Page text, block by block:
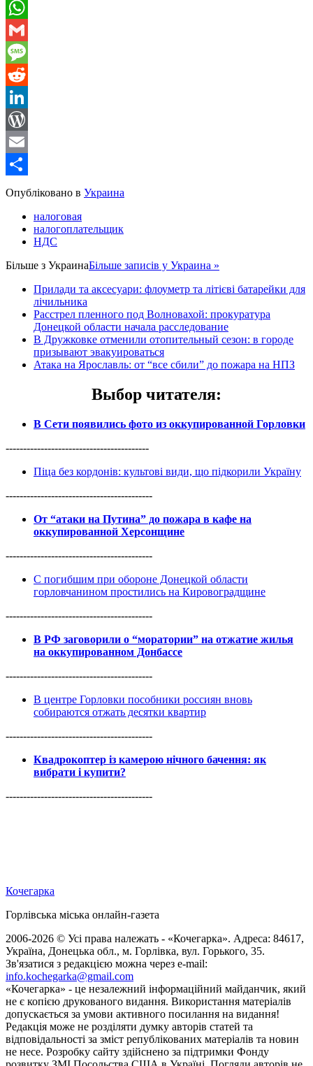
Telegram
WhatsApp
Gmail
Message
Reddit
LinkedIn
WordPress
Email
Share
Опубліковано в Украина
налоговая
налогоплательщик
НДС
Більше з УкраинаБільше записів у Украина »
Прилади та аксесуари: флоуметр та літієві батарейки для
лічильника
Расстрел пленного под Волновахой: прокуратура
Донецкой области начала расследование
В Дружковке отменили отопительный сезон: в городе
призывают эвакуироваться
Атака на Ярославль: от “все сбили” до пожара на НПЗ
Выбор читателя:
В Сети появились фото из оккупированной Горловки
-----------------------------------------
Піца без кордонів: культові види, що підкорили Україну
------------------------------------------
От “атаки на Путина” до пожара в кафе на
оккупированной Херсонщине
------------------------------------------
С погибшим при обороне Донецкой области
горловчанином простились на Кировоградщине
------------------------------------------
В РФ заговорили о “моратории” на отжатие жилья
на оккупированном Донбассе
------------------------------------------
В центре Горловки пособники россиян вновь
собираются отжать десятки квартир
------------------------------------------
Квадрокоптер із камерою нічного бачення: як
вибрати і купити?
------------------------------------------
Кочегарка
Горлівська міська онлайн-газета
2006-2026 © Усі права належать - «Кочегарка». Адреса: 84617,
Україна, Донецька обл., м. Горлівка, вул. Горького, 35.
Зв'язатися з редакцією можна через e-mail:
info.kochegarka@gmail.com
«Кочегарка» - це незалежний інформаційний майданчик, який
не є копією друкованого видання. Використання матеріалів
допускається за умови активного посилання на видання!
Редакція може не розділяти думку авторів статей та
відповідальності за зміст републікованих матеріалів та новин
не несе. Розробку сайту здійснено за підтримки Фонду